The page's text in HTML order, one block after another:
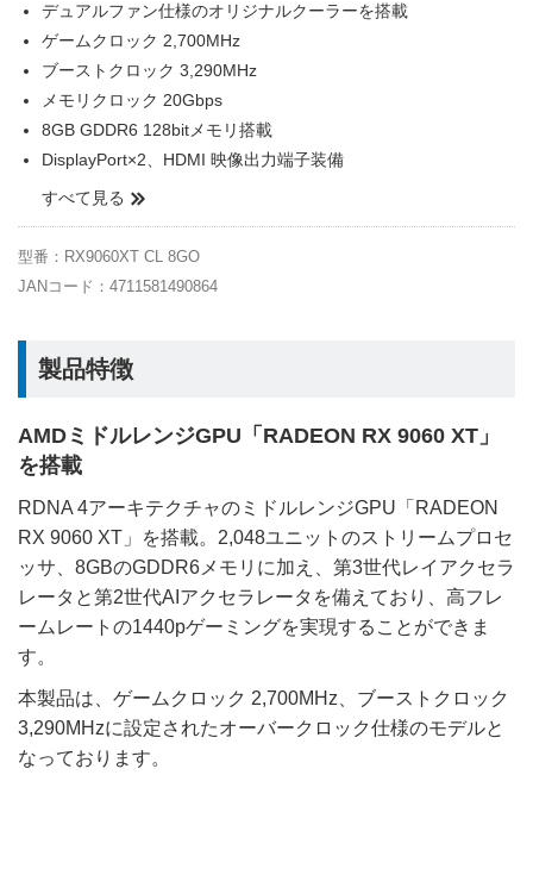
デュアルファン仕様のオリジナルクーラーを搭載
ゲームクロック 2,700MHz
ブーストクロック 3,290MHz
メモリクロック 20Gbps
8GB GDDR6 128bitメモリ搭載
DisplayPort×2、HDMI 映像出力端子装備
すべて見る
型番：RX9060XT CL 8GO
JANコード：4711581490864
製品特徴
AMDミドルレンジGPU「RADEON RX 9060 XT」
を搭載
RDNA 4アーキテクチャのミドルレンジGPU「RADEON
RX 9060 XT」を搭載。2,048ユニットのストリームプロセ
ッサ、8GBのGDDR6メモリに加え、第3世代レイアクセラ
レータと第2世代AIアクセラレータを備えており、高フレ
ームレートの1440pゲーミングを実現することができま
す。
本製品は、ゲームクロック 2,700MHz、ブーストクロック
3,290MHzに設定されたオーバークロック仕様のモデルと
なっております。